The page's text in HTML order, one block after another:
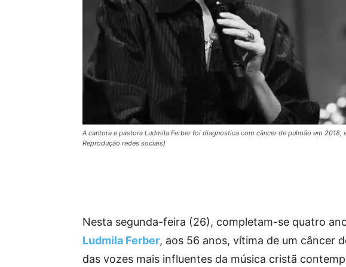
A cantora e pastora Ludmila Ferber foi diagnostica com câncer de pulmão em
Reprodução redes sociais)
Nesta segunda-feira (26), completam-se quatro
Ludmila Ferber, aos 56 anos, vítima de um câncer
das vozes mais influentes da música cristã